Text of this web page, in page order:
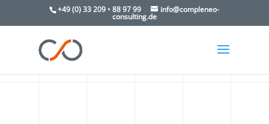
+49 (0) 33 209 • 88 97 99 info@compleneo-
consulting.de